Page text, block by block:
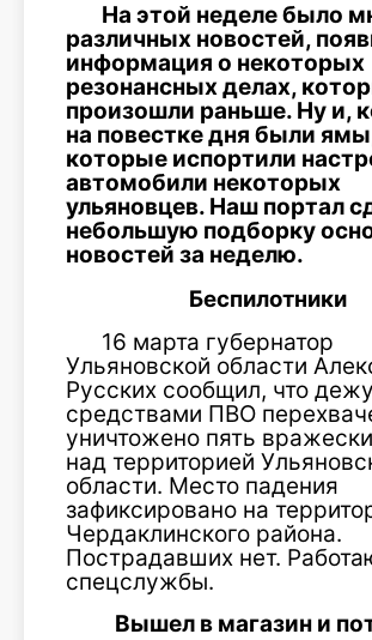
На этой неделе было
различных новостей,
информация о некоторых
резонансных делах,
произошли раньше. Ну и,
на повестке дня были
которые испортили
автомобили некоторых
ульяновцев. Наш портал
небольшую подборку
новостей за неделю.
Беспилотники
16 марта губернатор
Ульяновской области
Русских сообщил, что
средствами ПВО
уничтожено пять
над территорией
области. Место падения
зафиксировано на
Чердаклинского района.
Пострадавших нет.
спецслужбы.
Вышел в магазин и